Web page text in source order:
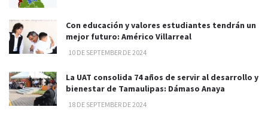
Con educación y valores estudiantes tendrán un
mejor futuro: Américo Villarreal
10 DE SEPTEMBER DE 2024
La UAT consolida 74 años de servir al desarrollo y
bienestar de Tamaulipas: Dámaso Anaya
18 DE SEPTEMBER DE 2024